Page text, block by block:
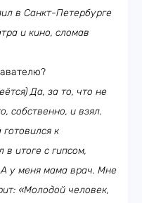
в Санкт-Петербурге
и кино, сломав
Да, за то, что не
собственно, и взял.
к
в итоге с гипсом,
у меня мама врач. Мне
«Молодой человек,